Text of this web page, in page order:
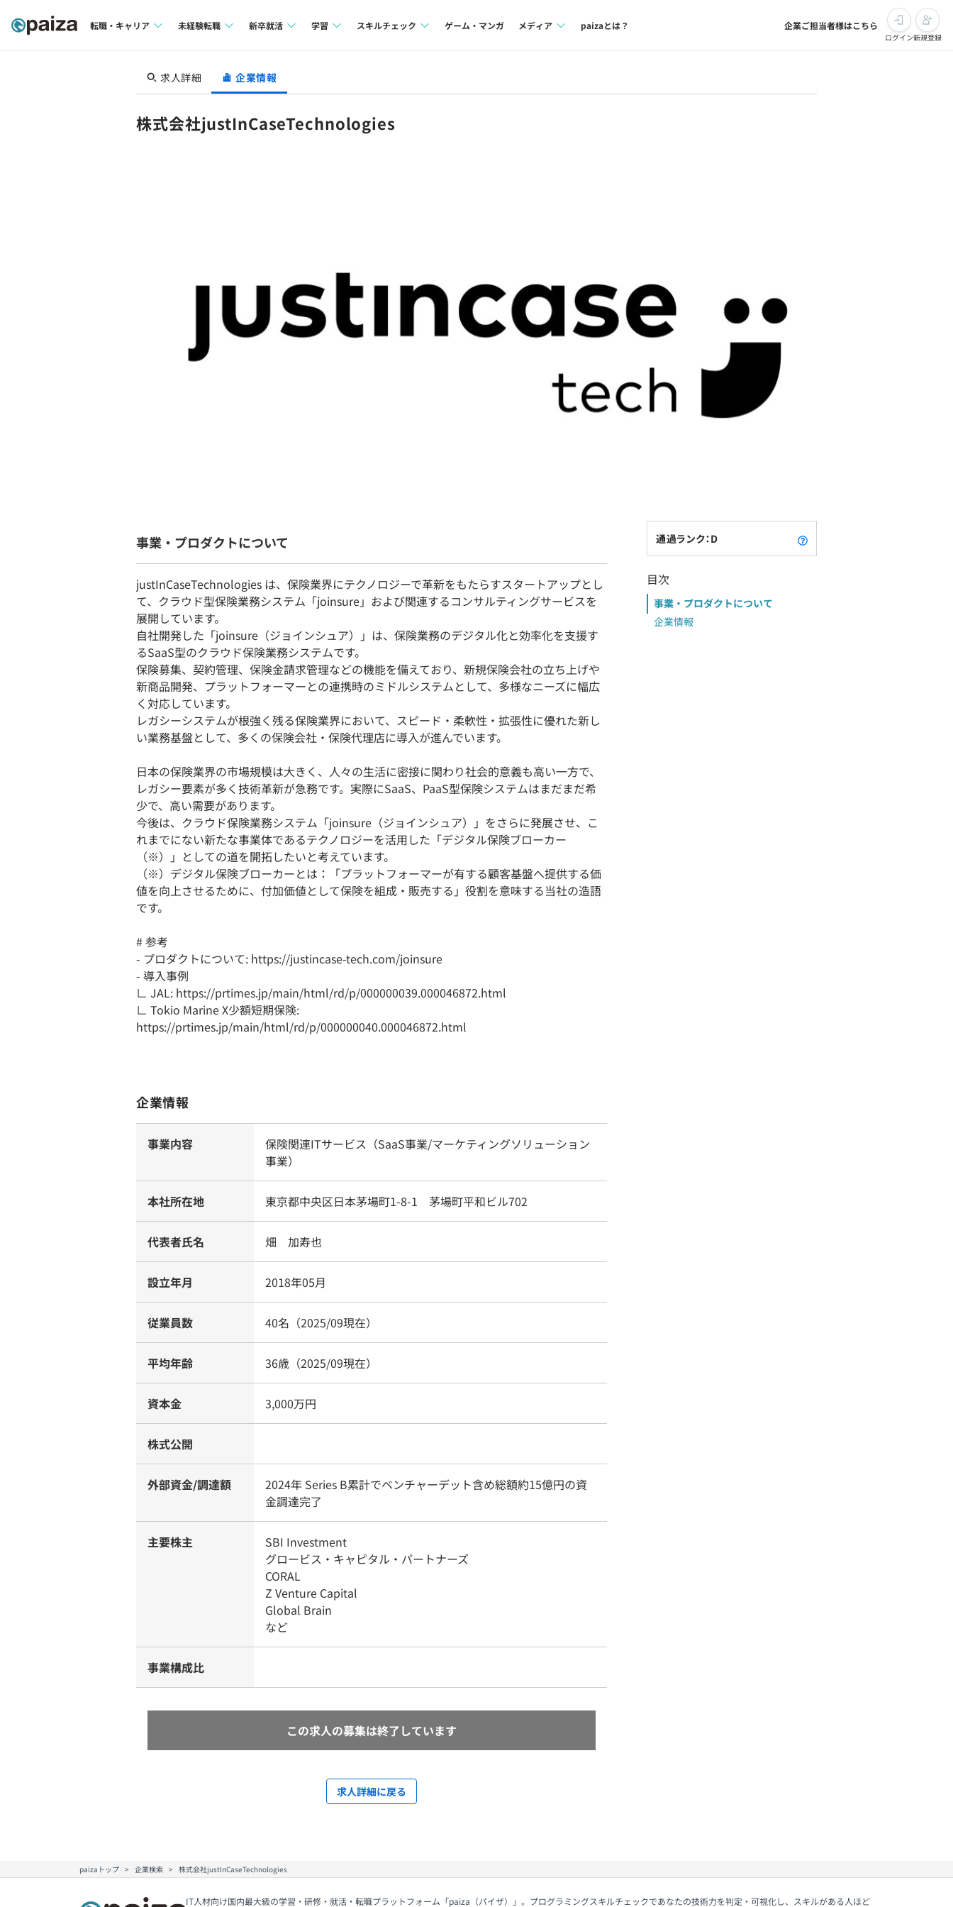
転職・キャリア
転職成功ガイド
未経験転職
求人検索
転職成功ガイド
新卒就活
本選考
学習
4択課題
学校向けプラン
契約内容・クーポン
スキルチェック
評価結果一覧
ゲーム・マンガ メディア paizaとは？ 企業ご担当者様はこちら
ログイン新規登録
求人詳細 企業情報
株式会社justInCaseTechnologies
事業・プロダクトについて
justInCaseTechnologies は、保険業界にテクノロジーで革新をもたらすスタートアップとし
て、クラウド型保険業務システム「joinsure」および関連するコンサルティングサービスを
展開しています。
自社開発した「joinsure（ジョインシュア）」は、保険業務のデジタル化と効率化を支援す
るSaaS型のクラウド保険業務システムです。
保険募集、契約管理、保険金請求管理などの機能を備えており、新規保険会社の立ち上げや
新商品開発、プラットフォーマーとの連携時のミドルシステムとして、多様なニーズに幅広
く対応しています。
レガシーシステムが根強く残る保険業界において、スピード・柔軟性・拡張性に優れた新し
い業務基盤として、多くの保険会社・保険代理店に導入が進んでいます。
日本の保険業界の市場規模は大きく、人々の生活に密接に関わり社会的意義も高い一方で、
レガシー要素が多く技術革新が急務です。実際にSaaS、PaaS型保険システムはまだまだ希
少で、高い需要があります。
今後は、クラウド保険業務システム「joinsure（ジョインシュア）」をさらに発展させ、こ
れまでにない新たな事業体であるテクノロジーを活用した「デジタル保険ブローカー
（※）」としての道を開拓したいと考えています。
（※）デジタル保険ブローカーとは：「プラットフォーマーが有する顧客基盤へ提供する価
値を向上させるために、付加価値として保険を組成・販売する」役割を意味する当社の造語
です。
# 参考
- プロダクトについて: https://justincase-tech.com/joinsure
- 導入事例
∟ JAL: https://prtimes.jp/main/html/rd/p/000000039.000046872.html
∟ Tokio Marine X少額短期保険:
https://prtimes.jp/main/html/rd/p/000000040.000046872.html
企業情報
事業内容
保険関連ITサービス（SaaS事業/マーケティングソリューション
事業）
本社所在地 東京都中央区日本茅場町1-8-1 茅場町平和ビル702
代表者氏名 畑 加寿也
設立年月 2018年05月
従業員数 40名（2025/09現在）
平均年齢 36歳（2025/09現在）
資本金 3,000万円
株式公開
外部資金/調達額
2024年 Series B累計でベンチャーデット含め総額約15億円の資
金調達完了
主要株主
SBI Investment
グロービス・キャピタル・パートナーズ
CORAL
Z Venture Capital
Global Brain
など
事業構成比
この求人の募集は終了しています
求人詳細に戻る
通過ランク：D
目次
事業・プロダクトについて
企業情報
paizaトップ 企業検索 株式会社justInCaseTechnologies
IT人材向け国内最大級の学習・研修・就活・転職プラットフォーム「paiza（パイザ）」。プログラミングスキルチェックであなたの技術力を判定・可視化し、スキルがある人ほど